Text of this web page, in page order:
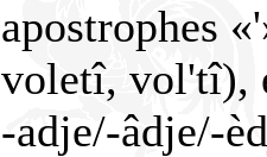
apostrophes
voletî, vol'tî),
-adje/-âdje/-